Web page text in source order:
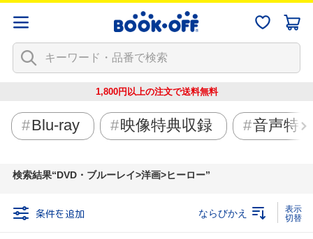
1,800円以上の注文で送料無料
Blu-ray 映像特典収録 音声特
検索結果 DVD・ブルーレイ>洋画>ヒーロー
条件を追加 ならびかえ